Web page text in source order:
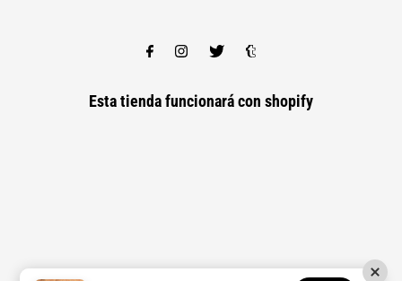
Esta tienda funcionará con shopify